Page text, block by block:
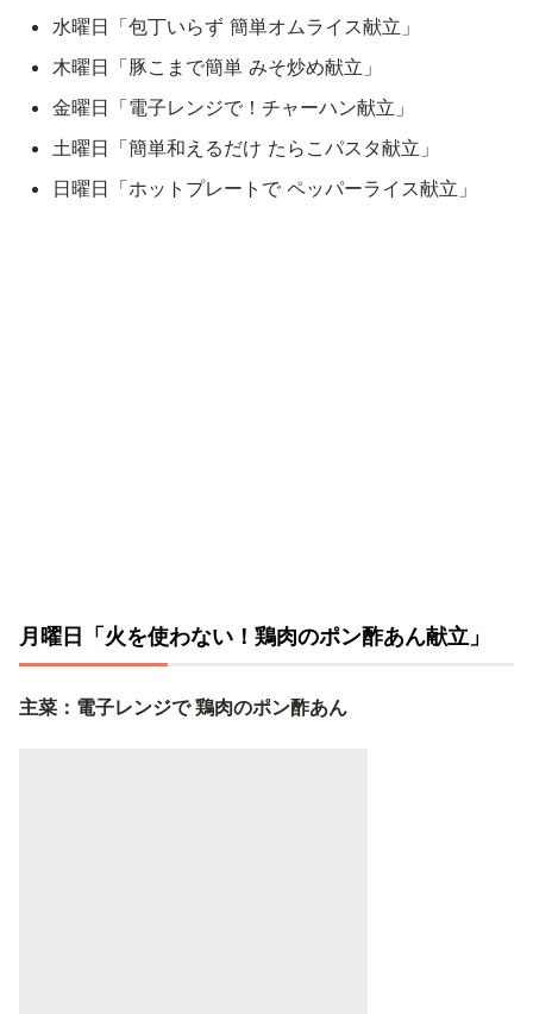
水曜日「包丁いらず 簡単オムライス献立」
木曜日「豚こまで簡単 みそ炒め献立」
金曜日「電子レンジで！チャーハン献立」
土曜日「簡単和えるだけ たらこパスタ献立」
日曜日「ホットプレートで ペッパーライス献立」
月曜日「火を使わない！鶏肉のポン酢あん献立」
主菜：電子レンジで 鶏肉のポン酢あん